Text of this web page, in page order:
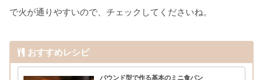
で火が通りやすいので、チェックしてくださいね。
おすすめレシピ
パウンド型で作る基本のミニ食パン